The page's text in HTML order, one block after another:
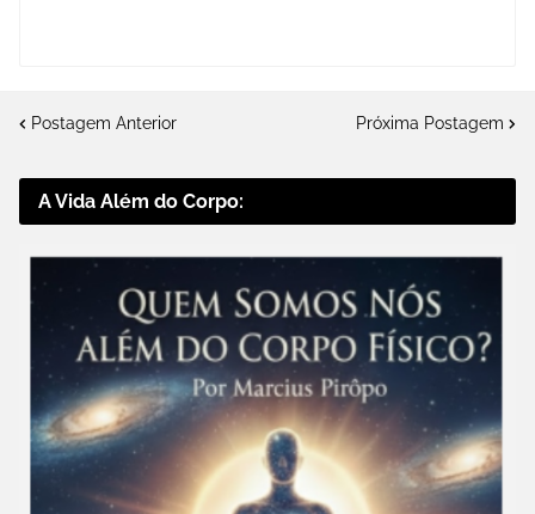
Postagem Anterior Próxima Postagem
A Vida Além do Corpo: